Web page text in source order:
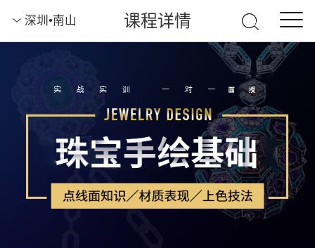
深圳•南山 课程详情